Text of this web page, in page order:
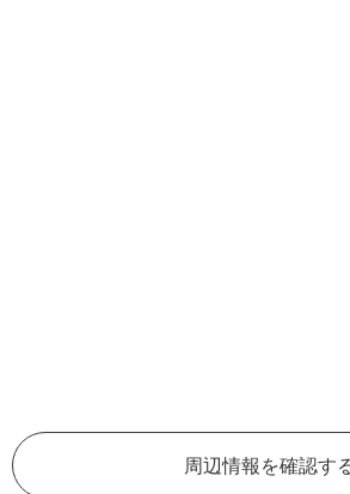
周辺情報を確認す